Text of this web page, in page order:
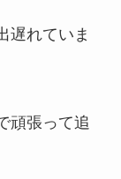
遅れていま
頑張って追